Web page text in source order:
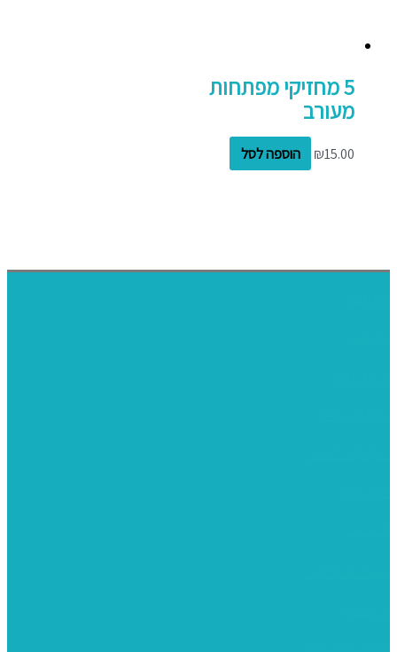
5 מחזיקי מפתחות
מעורב
₪15.00 הוספה לסל